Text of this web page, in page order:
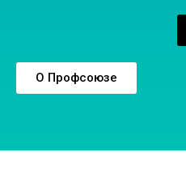
О Профсоюзе